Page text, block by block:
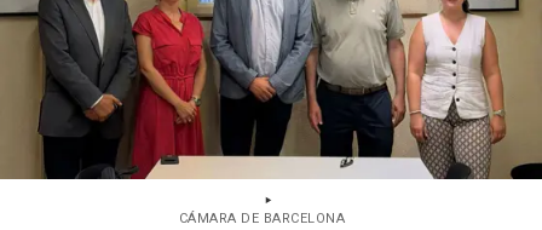
CÁMARA DE BARCELONA